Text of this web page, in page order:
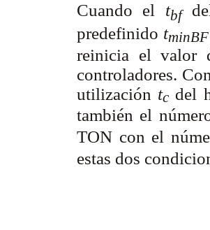
Cuando el tbfdel
predefinido tminBF
reinicia el valor
controladores.
utilización tc del
también el
TON con el
estas dos